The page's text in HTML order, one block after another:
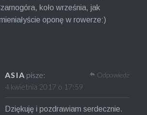
koło września, jak
oponę w rowerze:)
ASIA pisze:
4 kwietnia 2017 o 17:59
Dziękuję i pozdrawiam serdecznie.
Odpowiedz